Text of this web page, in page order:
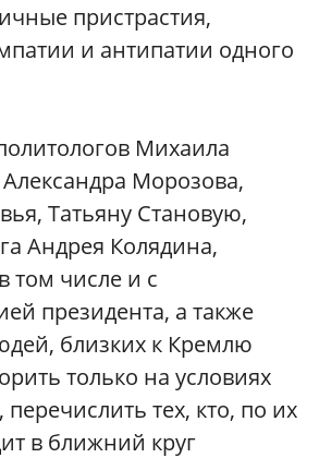
пристрастия,
и антипатии одного
Михаила
Морозова,
Татьяну Становую,
Андрея Колядина,
том числе и с
президента, а также
близких к Кремлю
только на условиях
тех, кто, по их
в ближний круг